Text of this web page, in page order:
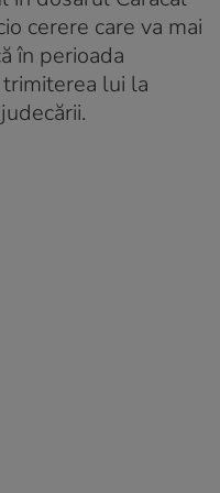
cerere care va mai
în perioada
lui la